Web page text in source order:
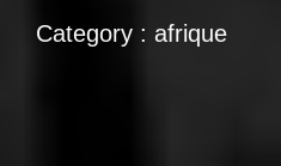
Category : afrique